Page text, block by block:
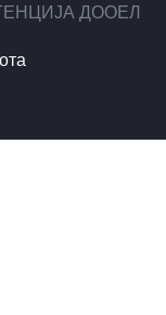
ДООЕЛ